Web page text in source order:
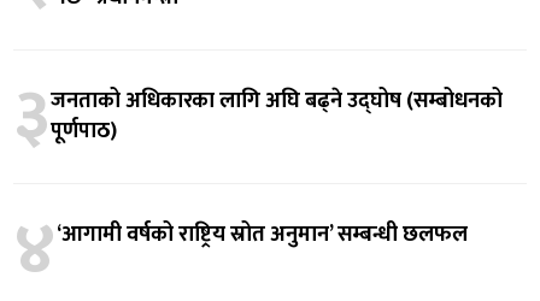
३जनताको अधिकारका लागि अघि बढ्ने उद्घोष (सम्बोधनको
पूर्णपाठ)
४‘आगामी वर्षको राष्ट्रिय स्रोत अनुमान’ सम्बन्धी छलफल